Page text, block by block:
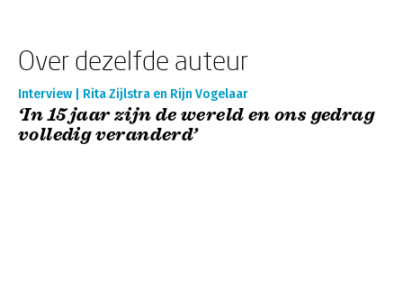
Over dezelfde auteur
Interview | Rita Zijlstra en Rijn Vogelaar
‘In 15 jaar zijn de wereld en ons gedrag
volledig veranderd’